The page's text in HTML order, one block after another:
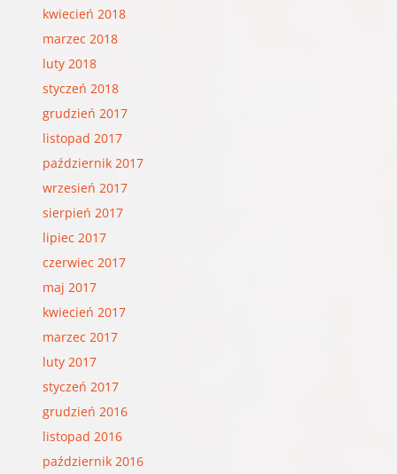
kwiecień 2018
marzec 2018
luty 2018
styczeń 2018
grudzień 2017
listopad 2017
październik 2017
wrzesień 2017
sierpień 2017
lipiec 2017
czerwiec 2017
maj 2017
kwiecień 2017
marzec 2017
luty 2017
styczeń 2017
grudzień 2016
listopad 2016
październik 2016